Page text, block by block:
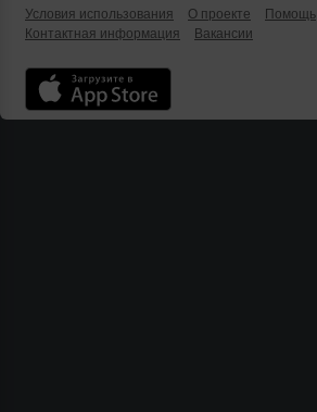
Условия использования
О проекте Помощь
Контактная информация
Вакансии